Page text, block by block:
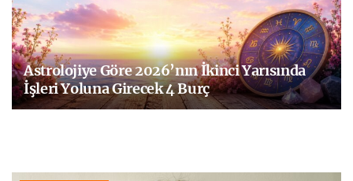
Astrolojiye Göre 2026’nın İkinci Yarısında
İşleri Yoluna Girecek 4 Burç